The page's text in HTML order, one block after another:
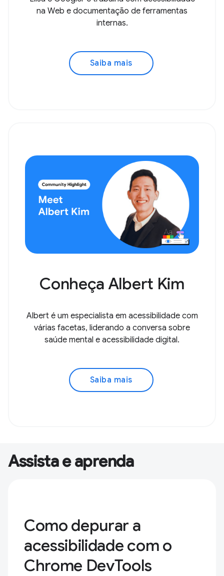
na Web e documentação de ferramentas
internas.
Saiba mais
Conheça Albert Kim
Albert é um especialista em acessibilidade com
várias facetas, liderando a conversa sobre
saúde mental e acessibilidade digital.
Saiba mais
Assista e aprenda
Como depurar a
acessibilidade com o
Chrome DevTools